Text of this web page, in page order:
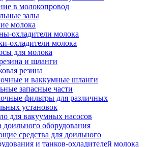
в молокопровод
залы
молока
охладители молока
охладители молока
для молока
и шланги
резина
и ваккумные шланги
запасные части
фильтры для различных
установок
для вакуумных насосов
оборудования
средства для доильного
и танков-охладителей молока